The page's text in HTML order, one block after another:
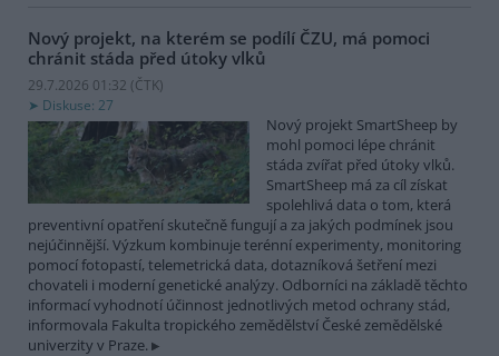
Nový projekt, na kterém se podílí ČZU, má pomoci
chránit stáda před útoky vlků
29.7.2026 01:32 (ČTK)
Diskuse: 27
Nový projekt SmartSheep by
mohl pomoci lépe chránit
stáda zvířat před útoky vlků.
SmartSheep má za cíl získat
spolehlivá data o tom, která
preventivní opatření skutečně fungují a za jakých podmínek jsou
nejúčinnější. Výzkum kombinuje terénní experimenty, monitoring
pomocí fotopastí, telemetrická data, dotazníková šetření mezi
chovateli i moderní genetické analýzy. Odborníci na základě těchto
informací vyhodnotí účinnost jednotlivých metod ochrany stád,
informovala Fakulta tropického zemědělství České zemědělské
univerzity v Praze.